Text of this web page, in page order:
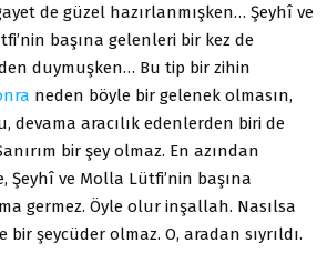
de güzel hazırlanmışken… Şeyhî ve
başına gelenleri bir kez de
duymuşken… Bu tip bir zihin
neden böyle bir gelenek olmasın,
devama aracılık edenlerden biri de
bir şey olmaz. En azından
Şeyhî ve Molla Lütfi’nin başına
germez. Öyle olur inşallah. Nasılsa
şeycüder olmaz. O, aradan sıyrıldı.